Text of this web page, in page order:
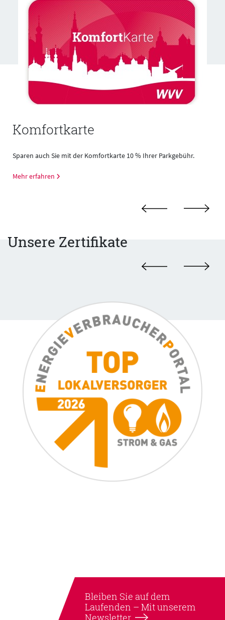
Komfortkarte
Sparen auch Sie mit der Komfortkarte 10 % Ihrer Parkgebühr.
Mehr erfahren
Unsere Zertifikate
Bleiben Sie auf dem
Laufenden – Mit unserem